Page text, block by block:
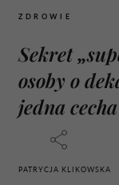
ZDROWIE
Sekret
osoby o
jedna
PATRYCJA KLIKOWSKA